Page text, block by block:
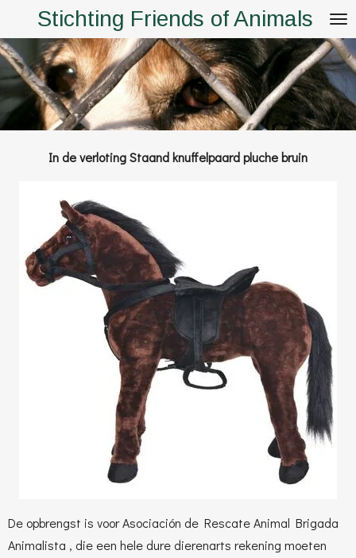
direct
naar
de
hoofdinhoud
Stichting Friends of Animals
In de verloting Staand knuffelpaard pluche bruin
De opbrengst is voor Asociación de Rescate Animal Brigada
Animalista , die een hele dure dierenarts rekening moeten